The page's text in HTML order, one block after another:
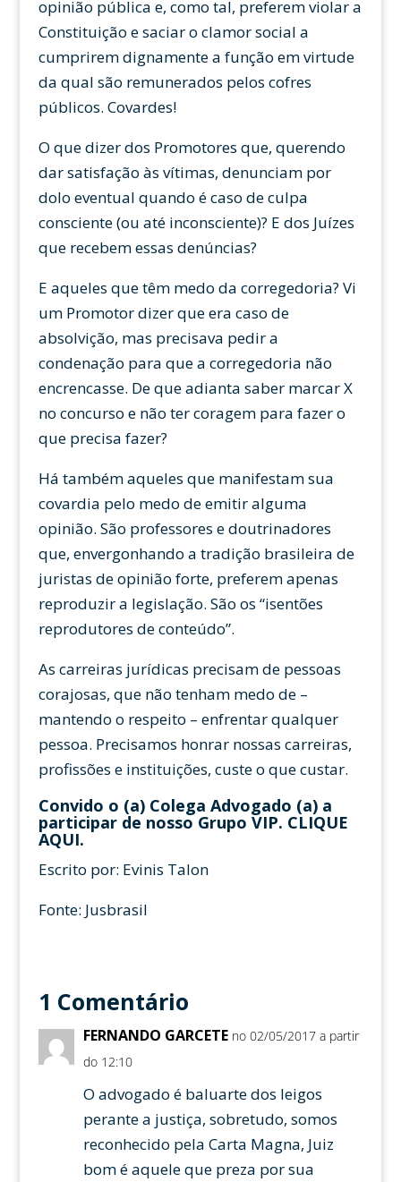
opinião pública e, como tal, preferem violar a
Constituição e saciar o clamor social a
cumprirem dignamente a função em virtude
da qual são remunerados pelos cofres
públicos. Covardes!
O que dizer dos Promotores que, querendo
dar satisfação às vítimas, denunciam por
dolo eventual quando é caso de culpa
consciente (ou até inconsciente)? E dos Juízes
que recebem essas denúncias?
E aqueles que têm medo da corregedoria? Vi
um Promotor dizer que era caso de
absolvição, mas precisava pedir a
condenação para que a corregedoria não
encrencasse. De que adianta saber marcar X
no concurso e não ter coragem para fazer o
que precisa fazer?
Há também aqueles que manifestam sua
covardia pelo medo de emitir alguma
opinião. São professores e doutrinadores
que, envergonhando a tradição brasileira de
juristas de opinião forte, preferem apenas
reproduzir a legislação. São os “isentões
reprodutores de conteúdo”.
As carreiras jurídicas precisam de pessoas
corajosas, que não tenham medo de –
mantendo o respeito – enfrentar qualquer
pessoa. Precisamos honrar nossas carreiras,
profissões e instituições, custe o que custar.
Convido o (a) Colega Advogado (a) a
participar de nosso Grupo VIP. CLIQUE
AQUI.
Escrito por: Evinis Talon
Fonte: Jusbrasil
1 Comentário
FERNANDO GARCETE no 02/05/2017 a partir
do 12:10
O advogado é baluarte dos leigos
perante a justiça, sobretudo, somos
reconhecido pela Carta Magna, Juiz
bom é aquele que preza por sua